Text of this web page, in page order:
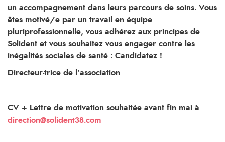
un accompagnement dans leurs parcours de soins. Vous
êtes motivé/e par un travail en équipe
pluriprofessionnelle, vous adhérez aux principes de
Solident et vous souhaitez vous engager contre les
inégalités sociales de santé : Candidatez !
Directeur-trice de l’association
CV + Lettre de motivation souhaitée avant fin mai à
direction@solident38.com